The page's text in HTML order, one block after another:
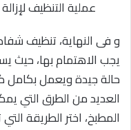
عملية التنظيف
و فى النهاية، تنظيف
يجب الاهتمام بها، حيث
حالة جيدة ويعمل بكامل
العديد من الطرق التي
المطبخ، اختر الطريقة